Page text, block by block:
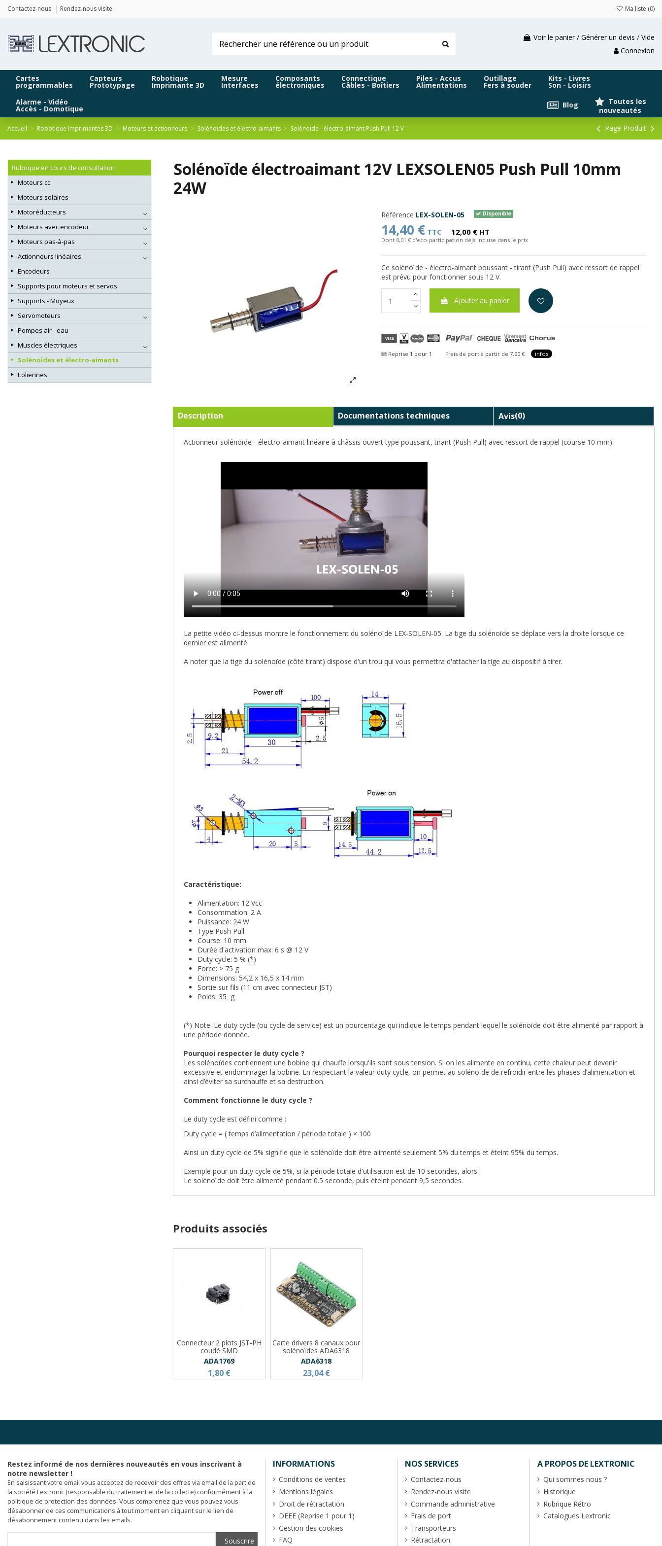
Contactez-nous Rendez-nous visite Ma liste (0)
Voir le panier / Générer un devis / Vide
Connexion
Cartes
programmables
Capteurs
Prototypage
Robotique
Imprimante 3D
Mesure
Interfaces
Composants
électroniques
Connectique
Câbles - Boîtiers
Piles - Accus
Alimentations
Outillage
Fers à souder
Kits - Livres
Son - Loisirs
Alarme - Vidéo
Accès - Domotique
Toutes les
nouveautés
Blog
Accueil Robotique Imprimantes 3D Moteurs et actionneurs Solénoïdes et électro-aimants Solénoïde - électro-aimant Push Pull 12 V Page Produit
Solénoïde électroaimant 12V LEXSOLEN05 Push Pull 10mm
24W
Référence LEX-SOLEN-05 Disponible
14,40 € TTC 12,00 € HT
Dont 0,01 € d'eco-participation déjà incluse dans le prix
Ce solénoïde - électro-aimant poussant - tirant (Push Pull) avec ressort de rappel
est prévu pour fonctionner sous 12 V.
Ajouter au panier
Reprise 1 pour 1 Frais de port à partir de 7.90 € infos
Description Documentations techniques Avis(0)
Actionneur solénoïde - électro-aimant linéaire à châssis ouvert type poussant, tirant (Push Pull) avec ressort de rappel (course 10 mm).
La petite vidéo ci-dessus montre le fonctionnement du solénoïde LEX-SOLEN-05. La tige du solénoïde se déplace vers la droite lorsque ce
dernier est alimenté.
A noter que la tige du solénoïde (côté tirant) dispose d'un trou qui vous permettra d'attacher la tige au dispositif à tirer.
Caractéristique:
Alimentation: 12 Vcc
Consommation: 2 A
Puissance: 24 W
Type Push Pull
Course: 10 mm
Durée d'activation max: 6 s @ 12 V
Duty cycle: 5 % (*)
Force: > 75 g
Dimensions: 54,2 x 16,5 x 14 mm
Sortie sur fils (11 cm avec connecteur JST)
Poids: 35 g
(*) Note: Le duty cycle (ou cycle de service) est un pourcentage qui indique le temps pendant lequel le solénoïde doit être alimenté par rapport à
une période donnée.
Pourquoi respecter le duty cycle ?
Les solénoïdes contiennent une bobine qui chauffe lorsqu'ils sont sous tension. Si on les alimente en continu, cette chaleur peut devenir
excessive et endommager la bobine. En respectant la valeur duty cycle, on permet au solénoïde de refroidir entre les phases d’alimentation et
ainsi d’éviter sa surchauffe et sa destruction.
Comment fonctionne le duty cycle ?
Le duty cycle est défini comme :
Duty cycle = ( temps d’alimentation / période totale ) × 100
Ainsi un duty cycle de 5% signifie que le solénoïde doit être alimenté seulement 5% du temps et éteint 95% du temps.
Exemple pour un duty cycle de 5%, si la période totale d'utilisation est de 10 secondes, alors :
Le solénoïde doit être alimenté pendant 0.5 seconde, puis éteint pendant 9,5 secondes.
Produits associés
Connecteur 2 plots JST-PH
coudé SMD
ADA1769
1,80 €
Carte drivers 8 canaux pour
solénoïdes ADA6318
ADA6318
23,04 €
Rubrique en cours de consultation
Moteurs cc
Moteurs solaires
Motoréducteurs
Moteurs avec encodeur
Moteurs pas-à-pas
Actionneurs linéaires
Encodeurs
Supports pour moteurs et servos
Supports - Moyeux
Servomoteurs
Pompes air - eau
Muscles électriques
Solénoïdes et électro-aimants
Eoliennes
Restez informé de nos dernières nouveautés en vous inscrivant à
notre newsletter !
En saisissant votre email vous acceptez de recevoir des offres via email de la part de
la société Lextronic (responsable du traitement et de la collecte) conformément à la
politique de protection des données. Vous comprenez que vous pouvez vous
désabonner de ces communications à tout moment en cliquant sur le lien de
désabonnement contenu dans les emails.
INFORMATIONS
Conditions de ventes
Mentions légales
Droit de rétractation
DEEE (Reprise 1 pour 1)
Gestion des cookies
FAQ
NOS SERVICES
Contactez-nous
Rendez-nous visite
Commande administrative
Frais de port
Transporteurs
Rétractation
A PROPOS DE LEXTRONIC
Qui sommes nous ?
Historique
Rubrique Rétro
Catalogues Lextronic
Panneau de gestion des cookies